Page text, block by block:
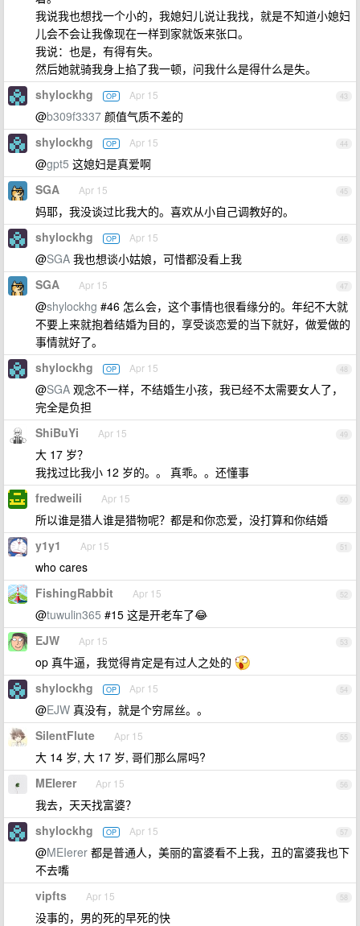
我说我也想找一个小的，我媳妇儿说让我找，就是不知道小媳妇
儿会不会让我像现在一样到家就饭来张口。
我说：也是，有得有失。
然后她就骑我身上掐了我一顿，问我什么是得什么是失。
43
shylockhg OP Apr 15
@b309f3337 颜值气质不差的
44
shylockhg OP Apr 15
@gpt5 这媳妇是真爱啊
45
SGA Apr 15
妈耶，我没谈过比我大的。喜欢从小自己调教好的。
46
shylockhg OP Apr 15
@SGA 我也想谈小姑娘，可惜都没看上我
47
SGA Apr 15
@shylockhg #46 怎么会，这个事情也很看缘分的。年纪不大就
不要上来就抱着结婚为目的，享受谈恋爱的当下就好，做爱做的
事情就好了。
48
shylockhg OP Apr 15
@SGA 观念不一样，不结婚生小孩，我已经不太需要女人了，
完全是负担
49
ShiBuYi Apr 15
大 17 岁？
我找过比我小 12 岁的。。 真乖。。还懂事
50
fredweili Apr 15
所以谁是猎人谁是猎物呢？都是和你恋爱，没打算和你结婚
51
y1y1 Apr 15
who cares
52
FishingRabbit Apr 15
@tuwulin365 #15 这是开老车了😂
53
EJW Apr 15
op 真牛逼，我觉得肯定是有过人之处的
54
shylockhg OP Apr 15
@EJW 真没有，就是个穷屌丝。。
55
SilentFlute Apr 15
大 14 岁, 大 17 岁, 哥们那么屌吗?
56
MEIerer Apr 15
我去，天天找富婆？
57
shylockhg OP Apr 15
@MEIerer 都是普通人，美丽的富婆看不上我，丑的富婆我也下
不去嘴
58
vipfts Apr 15
没事的，男的死的早死的快